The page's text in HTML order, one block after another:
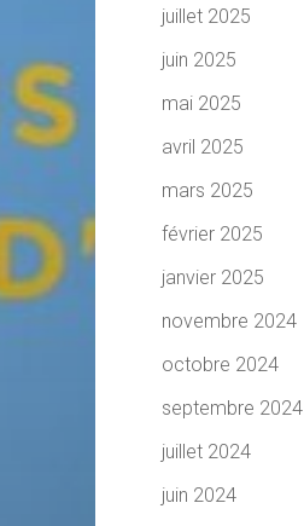
juillet 2025
juin 2025
mai 2025
avril 2025
mars 2025
février 2025
janvier 2025
novembre 2024
octobre 2024
septembre 2024
juillet 2024
juin 2024